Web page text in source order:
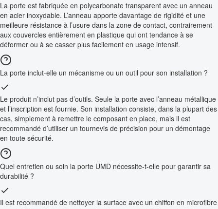
La porte est fabriquée en polycarbonate transparent avec un anneau
en acier inoxydable. L’anneau apporte davantage de rigidité et une
meilleure résistance à l’usure dans la zone de contact, contrairement
aux couvercles entièrement en plastique qui ont tendance à se
déformer ou à se casser plus facilement en usage intensif.
La porte inclut-elle un mécanisme ou un outil pour son installation ?
Le produit n’inclut pas d’outils. Seule la porte avec l’anneau métallique
et l’inscription est fournie. Son installation consiste, dans la plupart des
cas, simplement à remettre le composant en place, mais il est
recommandé d’utiliser un tournevis de précision pour un démontage
en toute sécurité.
Quel entretien ou soin la porte UMD nécessite-t-elle pour garantir sa
durabilité ?
Il est recommandé de nettoyer la surface avec un chiffon en microfibre